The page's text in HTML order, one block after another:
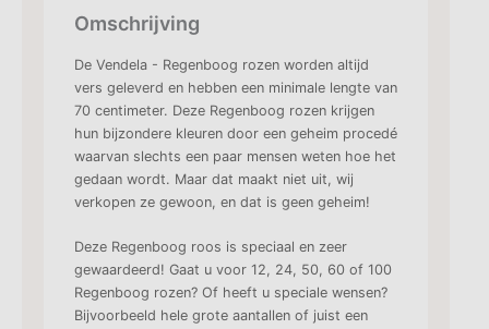
Omschrijving
De Vendela - Regenboog rozen worden altijd
vers geleverd en hebben een minimale lengte van
70 centimeter. Deze Regenboog rozen krijgen
hun bijzondere kleuren door een geheim procedé
waarvan slechts een paar mensen weten hoe het
gedaan wordt. Maar dat maakt niet uit, wij
verkopen ze gewoon, en dat is geen geheim!
Deze Regenboog roos is speciaal en zeer
gewaardeerd! Gaat u voor 12, 24, 50, 60 of 100
Regenboog rozen? Of heeft u speciale wensen?
Bijvoorbeeld hele grote aantallen of juist een